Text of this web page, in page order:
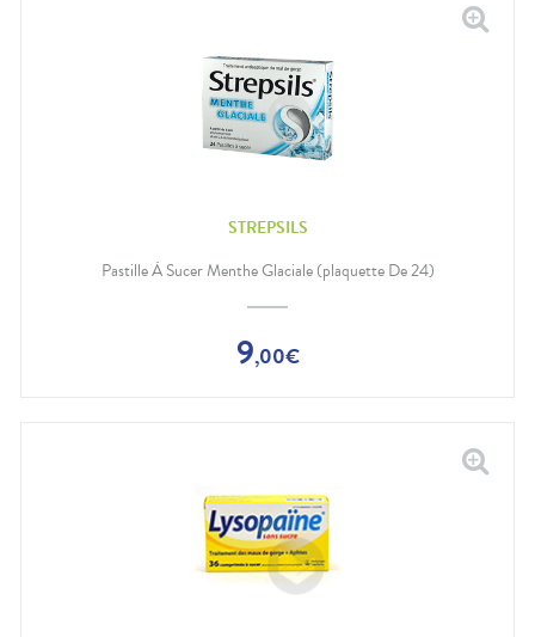
STREPSILS
Pastille À Sucer Menthe Glaciale (plaquette De 24)
9,00€